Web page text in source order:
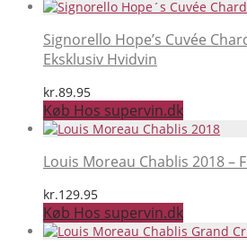
Signorello Hope’s Cuvée
Eksklusiv Hvidvin
kr.89.95
Køb Hos supervin.dk
Louis Moreau Chablis 2018 –
kr.129.95
Køb Hos supervin.dk